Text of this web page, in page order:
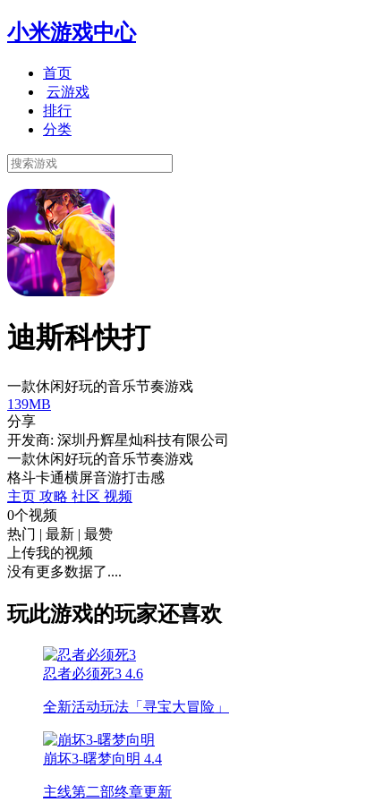
小米游戏中心
首页
云游戏
排行
分类
迪斯科快打
一款休闲好玩的音乐节奏游戏
139MB
分享
开发商: 深圳丹辉星灿科技有限公司
一款休闲好玩的音乐节奏游戏
格斗卡通横屏音游打击感
主页 攻略 社区 视频
0个视频
热门 | 最新 | 最赞
上传我的视频
没有更多数据了....
玩此游戏的玩家还喜欢
忍者必须死3 4.6
全新活动玩法「寻宝大冒险」
崩坏3-曙梦向明 4.4
主线第二部终章更新